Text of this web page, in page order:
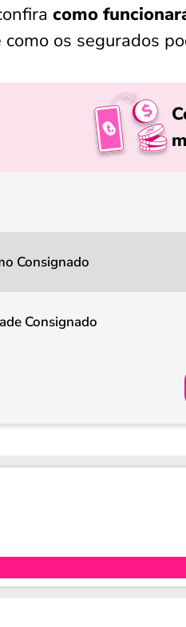
como
como os segurados
Consignado
Consignado